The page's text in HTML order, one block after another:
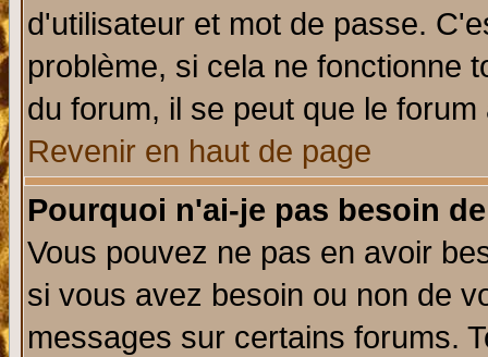
d'utilisateur et mot de passe.
problème, si cela ne fonctionne
du forum, il se peut que le
Revenir en haut de page
Pourquoi n'ai-je pas besoin
Vous pouvez ne pas en avoir
si vous avez besoin ou non de
messages sur certains forums.